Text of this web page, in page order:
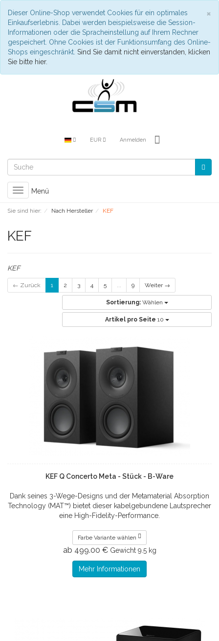
×
Dieser Online-Shop verwendet Cookies für ein optimales
Einkaufserlebnis. Dabei werden beispielsweise die Session-
Informationen oder die Spracheinstellung auf Ihrem Rechner
gespeichert. Ohne Cookies ist der Funktionsumfang des Online-
Shops eingeschränkt. Sind Sie damit nicht einverstanden, klicken
Sie bitte hier.
EUR Anmelden
Toggle
navigation
Menü
Sie sind hier: Nach Hersteller KEF
KEF
KEF
← Zurück 1 2 3 4 5 ... 9 Weiter →
Sortierung: Wählen
Artikel pro Seite 10
KEF Q Concerto Meta - Stück - B-Ware
Dank seines 3-Wege-Designs und der Metamaterial Absorption
Technology (MAT™) bietet dieser kabelgebundene Lautsprecher
eine High-Fidelity-Performance.
Farbe Variante wählen
ab 499.00 € Gewicht 9.5 kg
Mehr Informationen